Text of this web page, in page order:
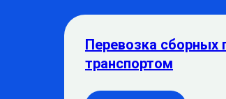
Перевозка
транспортом